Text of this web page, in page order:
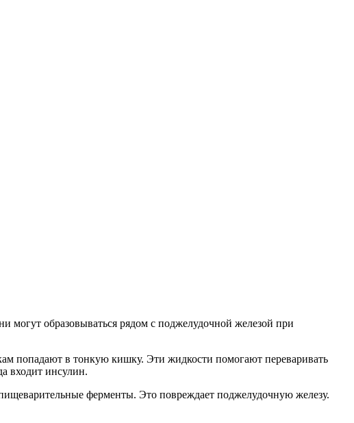
образовываться рядом с поджелудочной железой при
попадают в тонкую кишку. Эти жидкости помогают переваривать
входит инсулин.
ферменты. Это повреждает поджелудочную железу.